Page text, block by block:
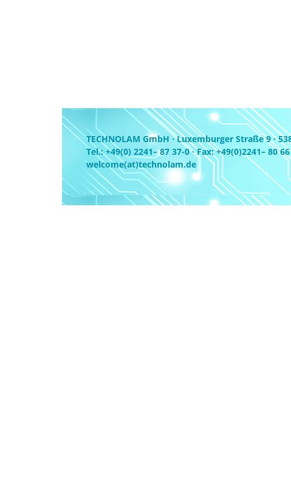
TECHNOLAM GmbH · Luxemburger Straße 9 ·
Tel.: +49(0) 2241– 87 37-0 · Fax: +49(0)2241– 80
welcome(at)technolam.de